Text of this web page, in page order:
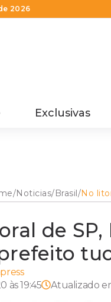
2026
Exclusivas
/Noticias/Brasil/No
Doria
de
às 19:45
Atualizado